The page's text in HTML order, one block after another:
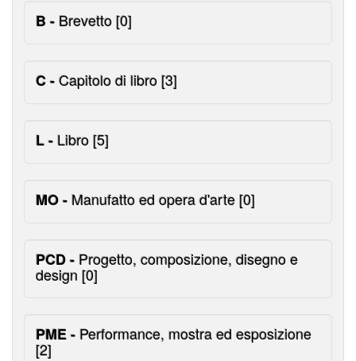
B -Brevetto[0]
C -Capitolo di libro[3]
L -Libro[5]
MO -Manufatto ed opera d'arte[0]
PCD -Progetto, composizione, disegno e
design [0]
PME -Performance, mostra ed esposizione
[2]